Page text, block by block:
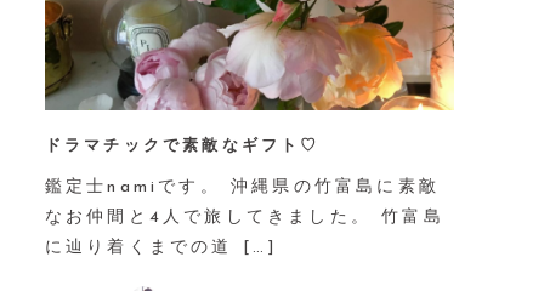
ドラマチックで素敵なギフト♡
鑑定士namiです。 沖縄県の竹富島に素敵
なお仲間と4人で旅してきました。 竹富島
に辿り着くまでの道 […]